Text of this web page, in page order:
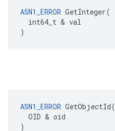
ASN1_ERROR GetInteger(
  int64_t & val
)
ASN1_ERROR GetObjectId(
  OID & oid
)